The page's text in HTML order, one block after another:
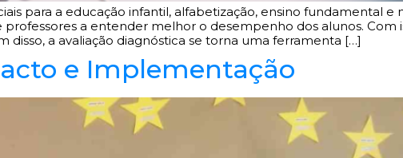
para a educação infantil, alfabetização, ensino fundamental e
a entender melhor o desempenho dos alunos. Com
disso, a avaliação diagnóstica se torna uma ferramenta […]
e Implementação